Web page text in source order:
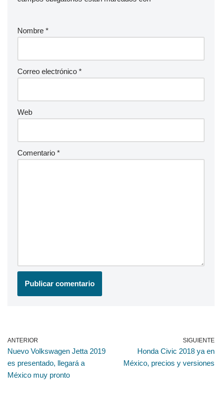
Nombre *
Correo electrónico *
Web
Comentario *
ANTERIOR
Nuevo Volkswagen Jetta 2019
es presentado, llegará a
México muy pronto
SIGUIENTE
Honda Civic 2018 ya en
México, precios y versiones